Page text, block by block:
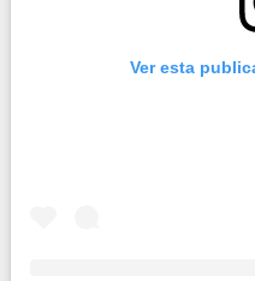
Ver esta